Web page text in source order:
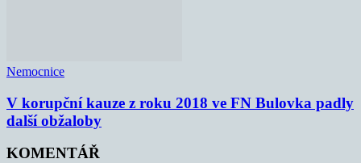
Nemocnice
V korupční kauze z roku 2018 ve FN Bulovka padly
další obžaloby
KOMENTÁŘ